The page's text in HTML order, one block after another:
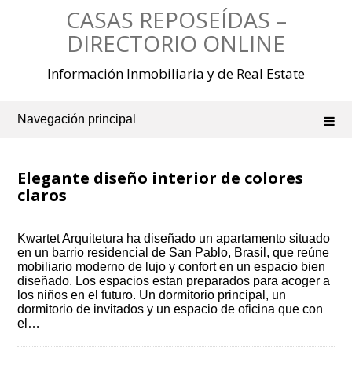
CASAS REPOSEÍDAS –
DIRECTORIO ONLINE
Información Inmobiliaria y de Real Estate
Navegación principal
Elegante diseño interior de colores
claros
Kwartet Arquitetura ha diseñado un apartamento situado
en un barrio residencial de San Pablo, Brasil, que reúne
mobiliario moderno de lujo y confort en un espacio bien
diseñado. Los espacios estan preparados para acoger a
los niños en el futuro. Un dormitorio principal, un
dormitorio de invitados y un espacio de oficina que con
el…